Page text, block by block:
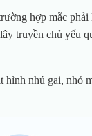
hợp mắc
truyền chủ yếu
nhú gai, nhỏ